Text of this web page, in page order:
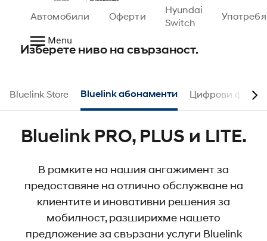
Автомобили Оферти
Hyundai
Switch
Menu
Bluelink Абонаменти.
Изберете ниво на свързаност.
Bluelink Store Bluelink абонаменти Цифрови
Bluelink PRO, PLUS и LITE.
В рамките на нашия ангажимент за
предоставяне на отлично обслужване на
клиентите и иновативни решения за
мобилност, разширихме нашето
предложение за свързани услуги Bluelink